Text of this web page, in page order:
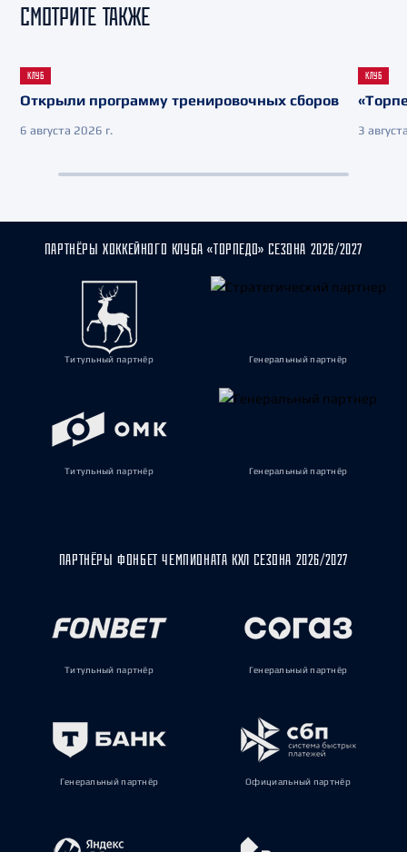
СМОТРИТЕ ТАКЖЕ
КЛУБ
Открыли программу тренировочных сборов
6 августа 2026 г.
КЛУБ
3
ПАРТНЁРЫ ХОККЕЙНОГО КЛУБА «ТОРПЕДО» СЕЗОНА 2026/2027
Титульный партнёр Генеральный партнёр
Титульный партнёр Генеральный партнёр
ПАРТНЁРЫ ФОНБЕТ ЧЕМПИОНАТА КХЛ СЕЗОНА 2026/2027
Титульный партнёр Генеральный партнёр
Генеральный партнёр Официальный партнёр